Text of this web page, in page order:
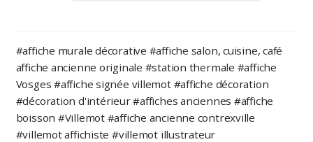
Naturelle,
affiche
ancienne
originale
publicitaire
#affiche murale décorative #affiche salon, cuisine, café
affiche ancienne originale #station thermale #affiche
Vosges #affiche signée villemot #affiche décoration
#décoration d'intérieur #affiches anciennes #affiche
boisson #Villemot #affiche ancienne contrexville
#villemot affichiste #villemot illustrateur